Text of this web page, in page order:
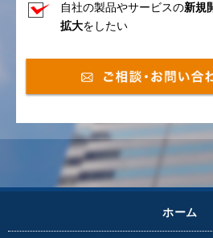
自社の製品やサービスの新規
拡大をしたい
ホーム